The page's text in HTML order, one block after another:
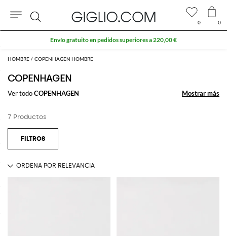
HOMBRE COPENHAGEN HOMBRE
COPENHAGEN
Ver todoCOPENHAGEN Mostrar más
Mostrar más
7 Productos
0 0
Buscar
Envío gratuito en pedidos superiores a 220,00 €